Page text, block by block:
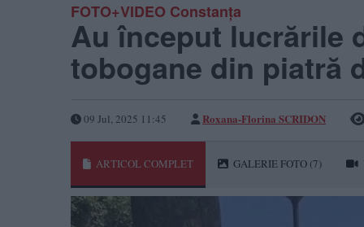
FOTO+VIDEO Constanța
Au început lucrările
tobogane din piatră
09 Jul, 2025 11:45 Roxana-Florina SCRIDON
ARTICOL COMPLET GALERIE FOTO (7)